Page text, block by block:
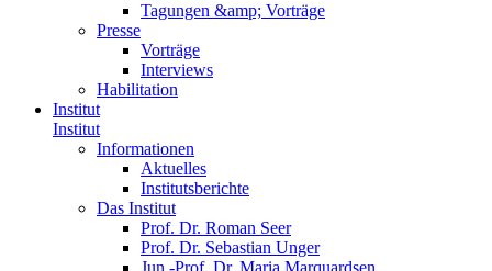
Tagungen &amp; Vorträge
Presse
Vorträge
Interviews
Habilitation
Institut
Institut
Informationen
Aktuelles
Institutsberichte
Das Institut
Prof. Dr. Roman Seer
Prof. Dr. Sebastian Unger
Jun.-Prof. Dr. Maria Marquardsen